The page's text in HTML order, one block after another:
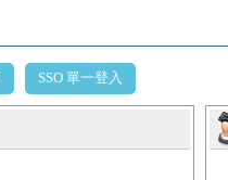
SSO 單一登入